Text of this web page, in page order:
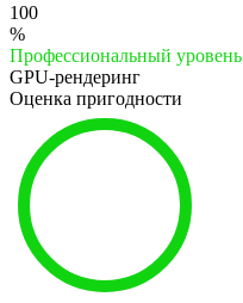
100
%
Профессиональный уровень
GPU-рендеринг
Оценка пригодности